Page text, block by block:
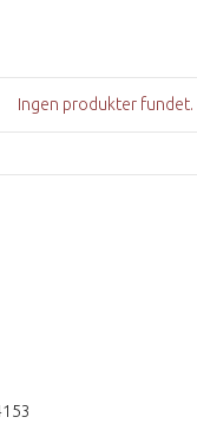
Ingen produkter fundet.